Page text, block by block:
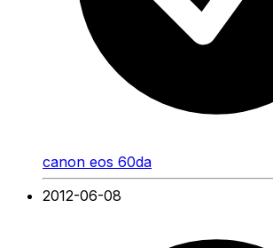
canon eos 60da
2012-06-08